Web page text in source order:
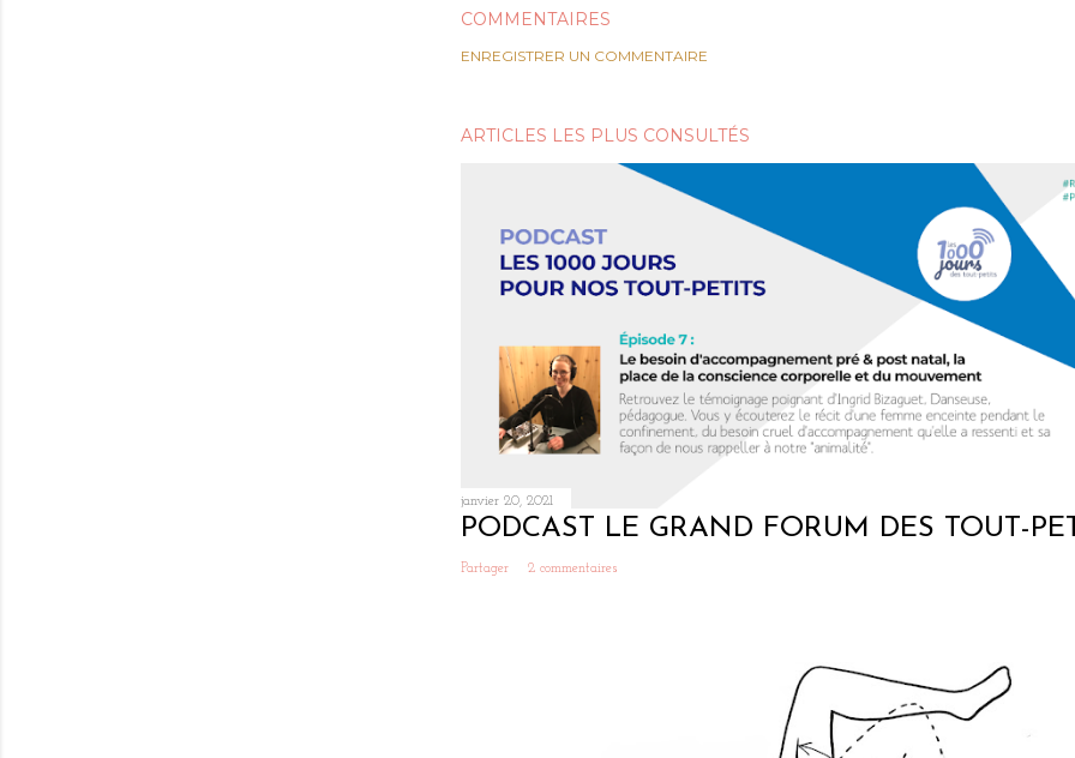
COMMENTAIRES
ENREGISTRER UN COMMENTAIRE
ARTICLES LES PLUS CONSULTÉS
janvier 20, 2021
PODCAST LE GRAND FORUM DES TOUT-
Partager 2 commentaires